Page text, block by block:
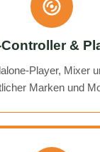
&
Player, Mixer
Marken und